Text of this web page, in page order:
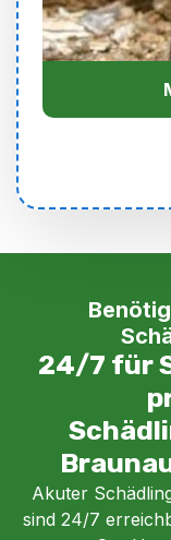
24/7 für
Akuter
sind 24/7